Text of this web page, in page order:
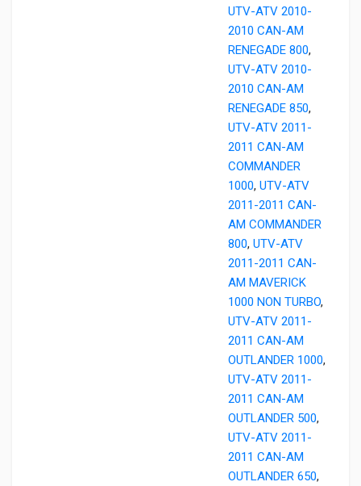
UTV-ATV 2010-
2010 CAN-AM
RENEGADE 800,
UTV-ATV 2010-
2010 CAN-AM
RENEGADE 850,
UTV-ATV 2011-
2011 CAN-AM
COMMANDER
1000, UTV-ATV
2011-2011 CAN-
AM COMMANDER
800, UTV-ATV
2011-2011 CAN-
AM MAVERICK
1000 NON TURBO,
UTV-ATV 2011-
2011 CAN-AM
OUTLANDER 1000,
UTV-ATV 2011-
2011 CAN-AM
OUTLANDER 500,
UTV-ATV 2011-
2011 CAN-AM
OUTLANDER 650,